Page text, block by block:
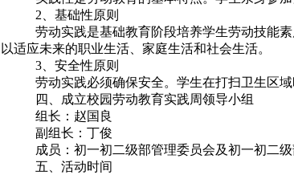
2、基础性原则
劳动实践是基础教育阶段培养学生劳动技能
以适应未来的职业生活、家庭生活和社会生活。
3、安全性原则
劳动实践必须确保安全。学生在打扫卫生区
四、成立校园劳动教育实践周领导小组
组长：赵国良
副组长：丁俊
成员：初一初二级部管理委员会及初一初
五、活动时间